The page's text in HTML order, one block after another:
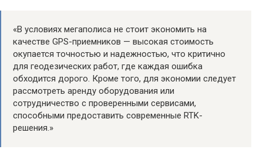
«В условиях мегаполиса не стоит экономить на
качестве GPS-приемников — высокая стоимость
окупается точностью и надежностью, что критично
для геодезических работ, где каждая ошибка
обходится дорого. Кроме того, для экономии следует
рассмотреть аренду оборудования или
сотрудничество с проверенными сервисами,
способными предоставить современные RTK-
решения.»